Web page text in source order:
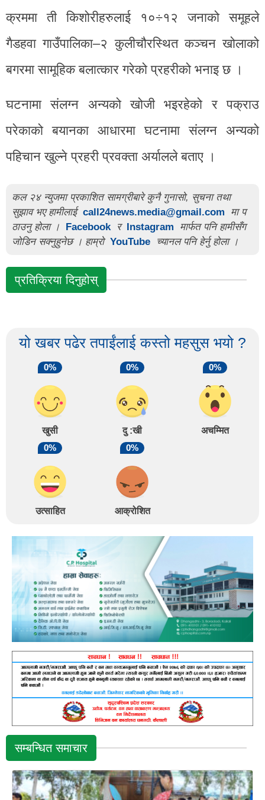
क्रममा ती किशोरीहरुलाई १०÷१२ जनाको समूहले
गैडहवा गाउँपालिका–२ कुलीचौरस्थित कञ्चन खोलाको
बगरमा सामूहिक बलात्कार गरेको प्रहरीको भनाइ छ ।
घटनामा संलग्न अन्यको खोजी भइरहेको र पक्राउ
परेकाको बयानका आधारमा घटनामा संलग्न अन्यको
पहिचान खुल्ने प्रहरी प्रवक्ता अर्यालले बताए ।
कल २४ न्युजमा प्रकाशित सामग्रीबारे कुनै गुनासो, सुचना तथा
सुझाव भए हामीलाई call24news.media@gmail.com
मा प
ठाउनु होला ।
Facebook र Instagram
मार्फत पनि हामीसँग
जोडिन सक्नुहुनेछ । हाम्रो YouTube च्यानल पनि हेर्नु होला ।
प्रतिक्रिया दिनुहोस्
यो खबर पढेर तपाईंलाई कस्तो महसुस भयो ?
0%
खुसी
0%
दु :खी
0%
अचम्मित
0%
उत्साहित
0%
आक्रोशित
सम्बन्धित समाचार